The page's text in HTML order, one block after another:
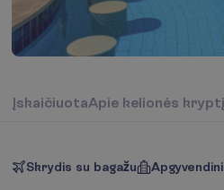
ĮskaičiuotaApie kelionės kryptį
Skrydis su bagažu